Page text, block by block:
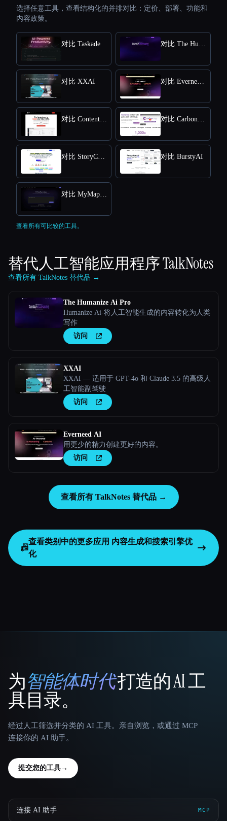
选择任意工具，查看结构化的并排对比：定价、部署、功能和
内容政策。
对比 Taskade 对比 The Humanize Ai Pro
对比 XXAI 对比 Everneed AI
对比 Content Raptor 对比 CarbonCopy
对比 StoryChief 对比 BurstyAI
对比 MyMap.AI YouTube Summarizer
查看所有可比较的工具。
替代人工智能应用程序TalkNotes
查看所有 TalkNotes 替代品 →
The Humanize Ai Pro
Humanize Ai-将人工智能生成的内容转化为人类
写作
访问
XXAI
XXAI — 适用于 GPT-4o 和 Claude 3.5 的高级人
工智能副驾驶
访问
Everneed AI
用更少的精力创建更好的内容。
访问
查看所有 TalkNotes 替代品 →
📠
查看类别中的更多应用 内容生成和搜索引擎优
化
That AI Collection
为智能体时代打造的 AI 工
具目录。
经过人工筛选并分类的 AI 工具。亲自浏览，或通过 MCP
连接你的 AI 助手。
提交您的工具→
连接 AI 助手 MCP